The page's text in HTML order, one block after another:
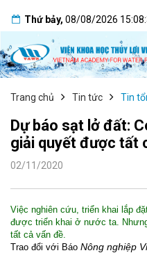
Thứ bảy, 08/08/2026
Trang chủ Tin tức Tin
Dự báo sạt lở đất:
giải quyết được tất
02/11/2020
Việc nghiên cứu, triển khai lắp
được triển khai ở nước ta.
tất cả vấn đề.
Trao đổi với Báo Nông nghiệp